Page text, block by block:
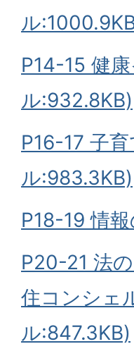
ル
P14-15 健
ル:932.8KB)
P16-17 子
ル:983.3KB)
P18-19 情
P20-21 法
住コンシェ
ル:847.3KB)